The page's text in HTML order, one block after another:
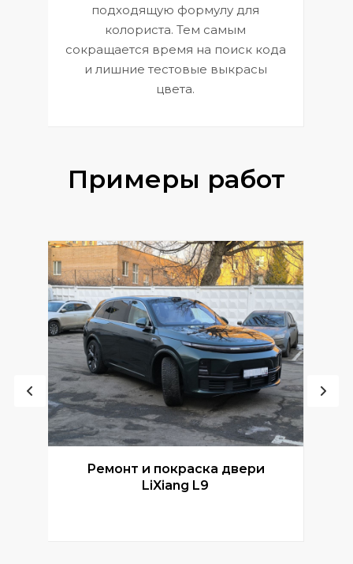
подходящую формулу для
колориста. Тем самым
сокращается время на поиск кода
и лишние тестовые выкрасы
цвета.
Примеры работ
Ремонт и покраска двери
LiXiang L9